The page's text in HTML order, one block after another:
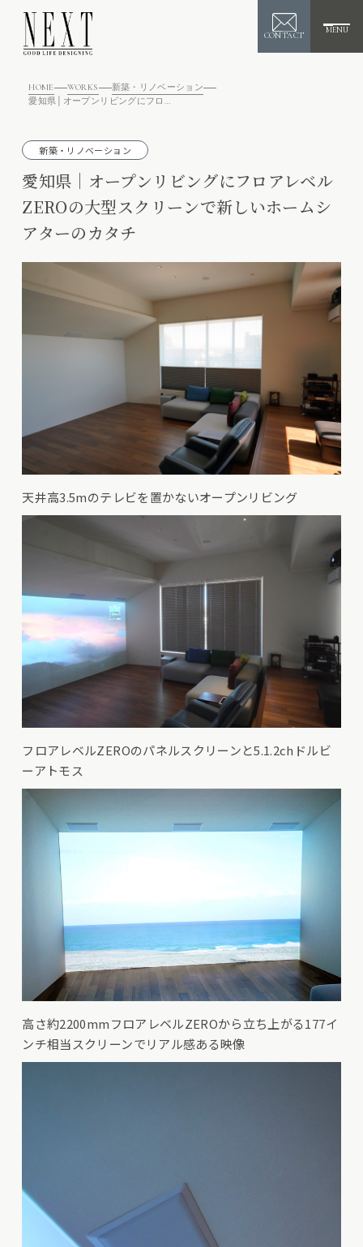
CONTACT
MENU
HOME WORKS
新築・リノベーション
愛知県│オープンリビングにフロアレベルZEROの大型スクリーンで新しいホームシアターのカタチ
新築・リノベーション
愛知県│オープンリビングにフロアレベル
ZEROの大型スクリーンで新しいホームシ
アターのカタチ
天井高3.5mのテレビを置かないオープンリビング
フロアレベルZEROのパネルスクリーンと5.1.2chドルビ
ーアトモス
高さ約2200mmフロアレベルZEROから立ち上がる177イ
ンチ相当スクリーンでリアル感ある映像